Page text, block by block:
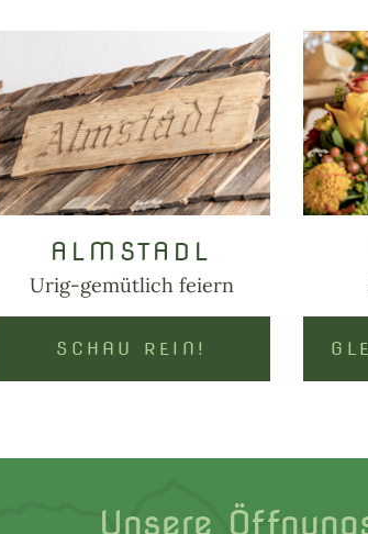
ALMSTADL
Urig-gemütlich feiern
SCHAU REIN!
Unsere